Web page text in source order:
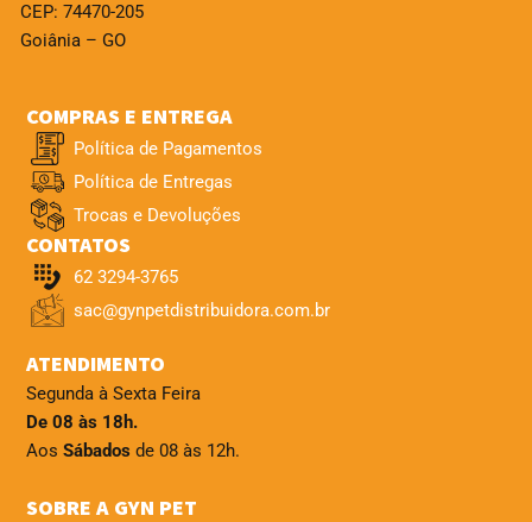
CEP: 74470-205
Goiânia – GO
COMPRAS E ENTREGA
Política de Pagamentos
Política de Entregas
Trocas e Devoluções
CONTATOS
62 3294-3765
sac@gynpetdistribuidora.com.br
ATENDIMENTO
Segunda à Sexta Feira
De 08 às 18h.
Aos Sábados de 08 às 12h.
SOBRE A GYN PET